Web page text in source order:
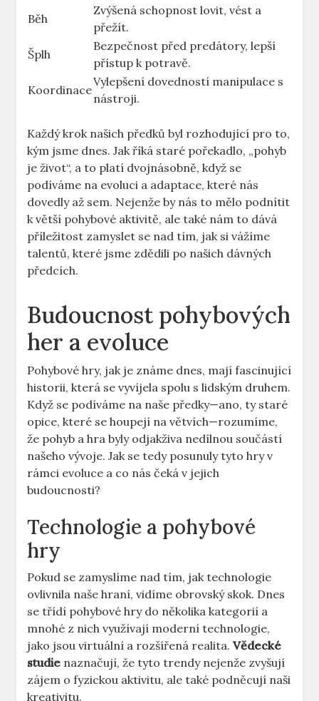
Běh
Zvýšená schopnost lovit, vést a
přežít.
Šplh
Bezpečnost před predátory, lepší
přístup k potravě.
Koordinace
Vylepšení dovedností manipulace s
nástroji.
Každý krok našich předků byl rozhodující pro to,
kým jsme dnes. Jak říká staré pořekadlo, „pohyb
je život“, a to platí dvojnásobně, když se
podíváme na evoluci a adaptace, které nás
dovedly až sem. Nejenže by nás to mělo podnítit
k větší pohybové aktivitě, ale také nám to dává
příležitost zamyslet se nad tím, jak si vážíme
talentů, které jsme zdědili po našich dávných
předcích.
Budoucnost pohybových
her a evoluce
Pohybové hry, jak je známe dnes, mají fascinující
historii, která se vyvíjela spolu s lidským druhem.
Když se podíváme na naše předky—ano, ty staré
opice, které se houpejí na větvích—rozumíme,
že pohyb a hra byly odjakživa nedílnou součástí
našeho vývoje. Jak se tedy posunuly tyto hry v
rámci evoluce a co nás čeká v jejich
budoucnosti?
Technologie a pohybové
hry
Pokud se zamyslíme nad tím, jak technologie
ovlivnila naše hraní, vidíme obrovský skok. Dnes
se třídí pohybové hry do několika kategorií a
mnohé z nich využívají moderní technologie,
jako jsou virtuální a rozšířená realita.Vědecké
studie naznačují, že tyto trendy nejenže zvyšují
zájem o fyzickou aktivitu, ale také podněcují naši
kreativitu.